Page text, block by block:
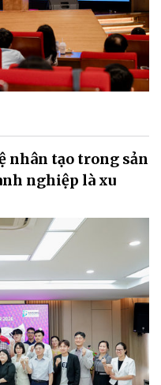
nhân tạo trong sản
nghiệp là xu